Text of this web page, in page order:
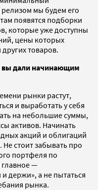
мы будем его
появятся подборки
которые уже доступны
цены которых
товаров.
вы дали начинающим
рынки растут,
и выработать у себя
на небольшие суммы,
активов. Начинать
акций и облигаций
стоит забывать про
портфеля по
главное —
держи», а не пытаться
рынка.